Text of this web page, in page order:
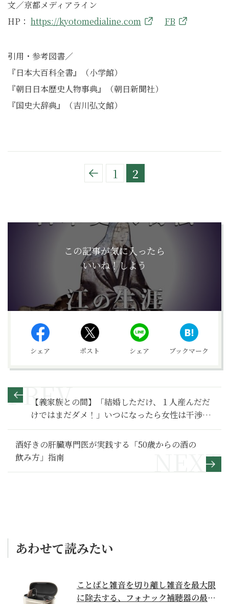
文／京都メディアライン
HP： https://kyotomedialine.com FB
引用・参考図書／
『日本大百科全書』（小学館）
『朝日日本歴史人物事典』（朝日新聞社）
『国史大辞典』（吉川弘文館）
1 2
この記事が気に入ったら
いいね！しよう
シェア ポスト シェア ブックマーク
【義家族との間】「結婚しただけ、１人産んだだ
けではまだダメ！」いつになったら女性は干渉さ
れなくなる？～その２～
酒好きの肝臓専門医が実践する「50歳からの酒の
飲み方」指南
あわせて読みたい
ことばと雑音を切り離し雑音を最大限
に除去する、フォナック補聴器の最上